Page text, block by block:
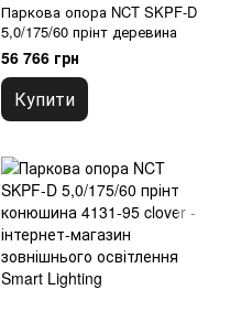
Паркова опора NCT SKPF-D
5,0/175/60 прінт деревина
56 766 грн
Купити